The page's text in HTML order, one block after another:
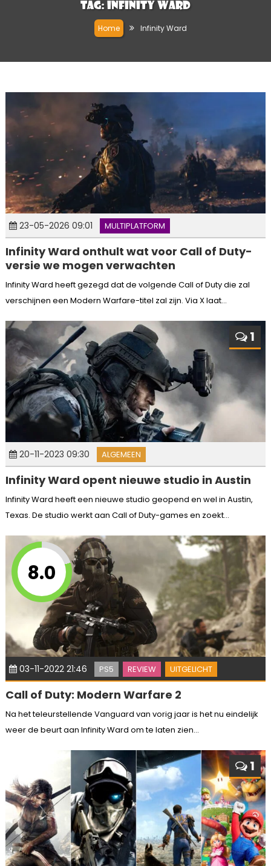
Tag: Infinity Ward
Home Infinity Ward
23-05-2026 09:01 MULTIPLATFORM
Infinity Ward onthult wat voor Call of Duty-
versie we mogen verwachten
Infinity Ward heeft gezegd dat de volgende Call of Duty die zal
verschijnen een Modern Warfare-titel zal zijn. Via X laat...
1
20-11-2023 09:30 ALGEMEEN
Infinity Ward opent nieuwe studio in Austin
Infinity Ward heeft een nieuwe studio geopend en wel in Austin,
Texas. De studio werkt aan Call of Duty-games en zoekt...
8.0
03-11-2022 21:46 PS5 REVIEW UITGELICHT
Call of Duty: Modern Warfare 2
Na het teleurstellende Vanguard van vorig jaar is het nu eindelijk
weer de beurt aan Infinity Ward om te laten zien...
1